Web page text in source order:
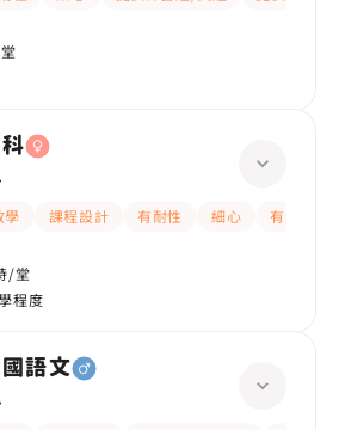
學 課程設計 有耐性 細心
有愛心
/堂
程度
語文